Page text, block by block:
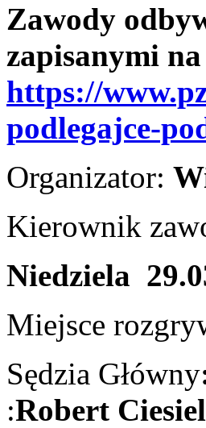
Zawody
zapisanymi
https://
podlegajce-
Organizator:
Kierownik
Niedziela
Miejsce
Sędzia Główny
:Robert